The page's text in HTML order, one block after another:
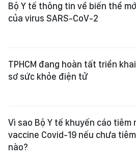
Bộ Y tế thông tin về biến thể
của virus SARS-CoV-2
TPHCM đang hoàn tất triển
sơ sức khỏe điện tử
Vì sao Bộ Y tế khuyến cáo tiêm
vaccine Covid-19 nếu chưa
nào?